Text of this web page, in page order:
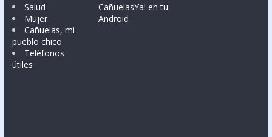
Salud
Mujer
Cañuelas, mi
pueblo chico
Teléfonos
útiles
CañuelasYa! en tu
Android